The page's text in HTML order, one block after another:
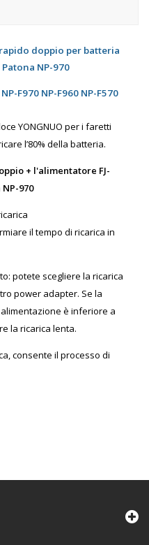
doppio per batteria
Patona NP-970
F970 NP-F960 NP-F570
YONGNUO per i faretti
l’80% della batteria.
+ l'alimentatore FJ-
970
il tempo di ricarica in
potete scegliere la ricarica
power adapter. Se la
è inferiore a
la ricarica lenta.
consente il processo di